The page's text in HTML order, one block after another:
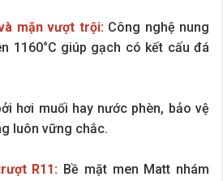
mặn vượt trội:Công nghệ nung
1160°C giúp gạch có kết cấu đá
hơi muối hay nước phèn, bảo vệ
luôn vững chắc.
R11: Bề mặt men Matt nhám